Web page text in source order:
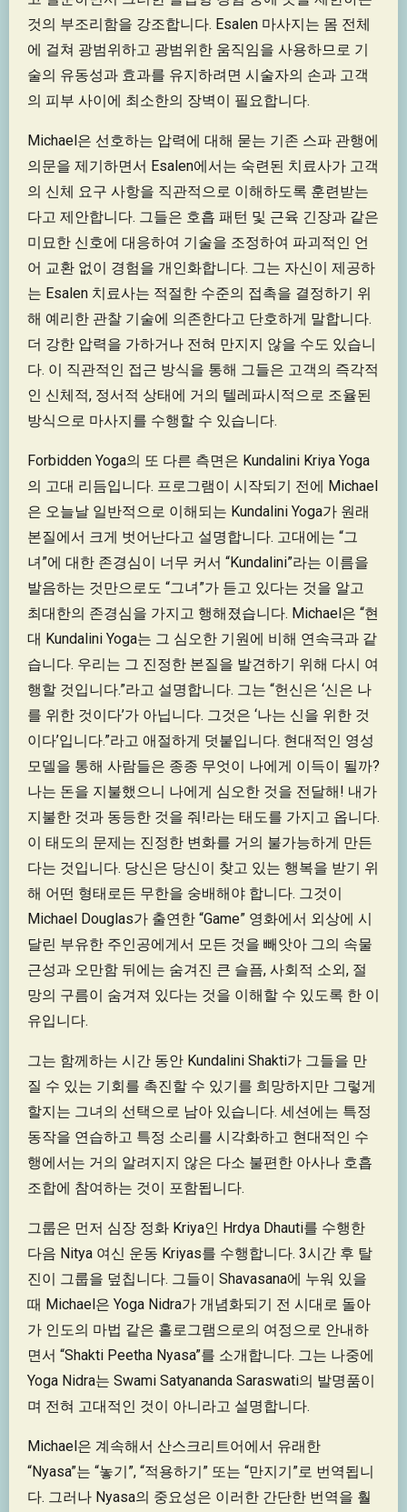
것의 부조리함을 강조합니다. Esalen 마사지는 몸 전체
에 걸쳐 광범위하고 광범위한 움직임을 사용하므로 기
술의 유동성과 효과를 유지하려면 시술자의 손과 고객
의 피부 사이에 최소한의 장벽이 필요합니다.
Michael은 선호하는 압력에 대해 묻는 기존 스파 관행에
의문을 제기하면서 Esalen에서는 숙련된 치료사가 고객
의 신체 요구 사항을 직관적으로 이해하도록 훈련받는
다고 제안합니다. 그들은 호흡 패턴 및 근육 긴장과 같은
미묘한 신호에 대응하여 기술을 조정하여 파괴적인 언
어 교환 없이 경험을 개인화합니다. 그는 자신이 제공하
는 Esalen 치료사는 적절한 수준의 접촉을 결정하기 위
해 예리한 관찰 기술에 의존한다고 단호하게 말합니다.
더 강한 압력을 가하거나 전혀 만지지 않을 수도 있습니
다. 이 직관적인 접근 방식을 통해 그들은 고객의 즉각적
인 신체적, 정서적 상태에 거의 텔레파시적으로 조율된
방식으로 마사지를 수행할 수 있습니다.
Forbidden Yoga의 또 다른 측면은 Kundalini Kriya Yoga
의 고대 리듬입니다. 프로그램이 시작되기 전에 Michael
은 오늘날 일반적으로 이해되는 Kundalini Yoga가 원래
본질에서 크게 벗어난다고 설명합니다. 고대에는 “그
녀”에 대한 존경심이 너무 커서 “Kundalini”라는 이름을
발음하는 것만으로도 “그녀”가 듣고 있다는 것을 알고
최대한의 존경심을 가지고 행해졌습니다. Michael은 “현
대 Kundalini Yoga는 그 심오한 기원에 비해 연속극과 같
습니다. 우리는 그 진정한 본질을 발견하기 위해 다시 여
행할 것입니다.”라고 설명합니다. 그는 “헌신은 ‘신은 나
를 위한 것이다’가 아닙니다. 그것은 ‘나는 신을 위한 것
이다’입니다.”라고 애절하게 덧붙입니다. 현대적인 영성
모델을 통해 사람들은 종종 무엇이 나에게 이득이 될까?
나는 돈을 지불했으니 나에게 심오한 것을 전달해! 내가
지불한 것과 동등한 것을 줘!라는 태도를 가지고 옵니다.
이 태도의 문제는 진정한 변화를 거의 불가능하게 만든
다는 것입니다. 당신은 당신이 찾고 있는 행복을 받기 위
해 어떤 형태로든 무한을 숭배해야 합니다. 그것이
Michael Douglas가 출연한 “Game” 영화에서 외상에 시
달린 부유한 주인공에게서 모든 것을 빼앗아 그의 속물
근성과 오만함 뒤에는 숨겨진 큰 슬픔, 사회적 소외, 절
망의 구름이 숨겨져 있다는 것을 이해할 수 있도록 한 이
유입니다.
그는 함께하는 시간 동안 Kundalini Shakti가 그들을 만
질 수 있는 기회를 촉진할 수 있기를 희망하지만 그렇게
할지는 그녀의 선택으로 남아 있습니다. 세션에는 특정
동작을 연습하고 특정 소리를 시각화하고 현대적인 수
행에서는 거의 알려지지 않은 다소 불편한 아사나 호흡
조합에 참여하는 것이 포함됩니다.
그룹은 먼저 심장 정화 Kriya인 Hrdya Dhauti를 수행한
다음 Nitya 여신 운동 Kriyas를 수행합니다. 3시간 후 탈
진이 그룹을 덮칩니다. 그들이 Shavasana에 누워 있을
때 Michael은 Yoga Nidra가 개념화되기 전 시대로 돌아
가 인도의 마법 같은 홀로그램으로의 여정으로 안내하
면서 “Shakti Peetha Nyasa”를 소개합니다. 그는 나중에
Yoga Nidra는 Swami Satyananda Saraswati의 발명품이
며 전혀 고대적인 것이 아니라고 설명합니다.
Michael은 계속해서 산스크리트어에서 유래한
“Nyasa”는 “놓기”, “적용하기” 또는 “만지기”로 번역됩니
다. 그러나 Nyasa의 중요성은 이러한 간단한 번역을 훨